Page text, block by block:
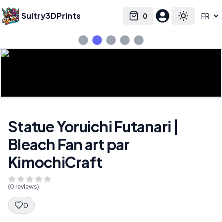
Sultry3DPrints 0
Cart Toggle
Select language
Statue Yoruichi Futanari |
Bleach Fan art par
KimochiCraft
(0 reviews)
0